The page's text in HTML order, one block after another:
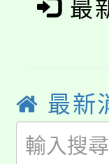
博覽
代理
公告
代理
轉知
最
最新